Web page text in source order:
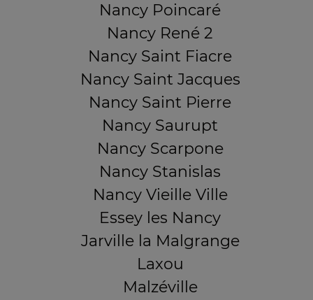
Nancy Poincaré
Nancy René 2
Nancy Saint Fiacre
Nancy Saint Jacques
Nancy Saint Pierre
Nancy Saurupt
Nancy Scarpone
Nancy Stanislas
Nancy Vieille Ville
Essey les Nancy
Jarville la Malgrange
Laxou
Malzéville